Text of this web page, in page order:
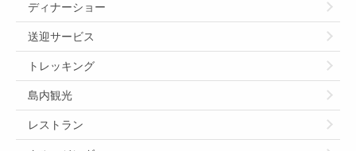
ディナーショー
送迎サービス
トレッキング
島内観光
レストラン